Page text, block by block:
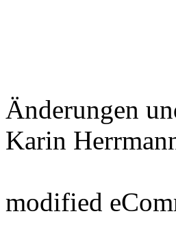
Änderungen
Karin
modified